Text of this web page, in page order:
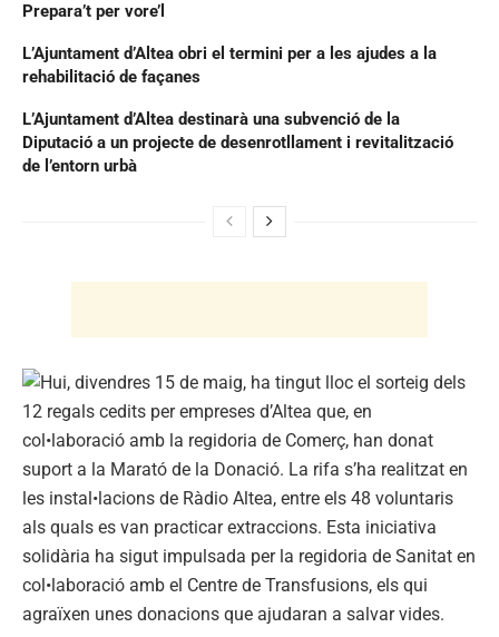
Prepara’t per vore’l
L’Ajuntament d’Altea obri el termini per a les ajudes a la
rehabilitació de façanes
L’Ajuntament d’Altea destinarà una subvenció de la
Diputació a un projecte de desenrotllament i revitalització
de l’entorn urbà